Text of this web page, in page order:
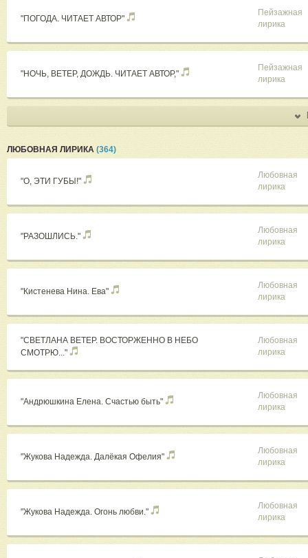
"ПОГОДА. ЧИТАЕТ АВТОР"
Пейзажная
лирика
"НОЧЬ, ВЕТЕР, ДОЖДЬ. ЧИТАЕТ АВТОР,"
Пейзажная
лирика
ЛЮБОВНАЯ ЛИРИКА (364)
"О, ЭТИ ГУБЫ!"
Любовная
лирика
"РАЗОШЛИСЬ."
Любовная
лирика
"Кистенева Нина. Ева"
Любовная
лирика
"СВЕТЛАНА ВЕТЕР. ВОСТОРЖЕННО В НЕБО
СМОТРЮ..."
Любовная
лирика
"Андрюшкина Елена. Счастью быть"
Любовная
лирика
"Жукова Надежда. Далёкая Офелия"
Любовная
лирика
"Жукова Надежда. Огонь любви."
Любовная
лирика